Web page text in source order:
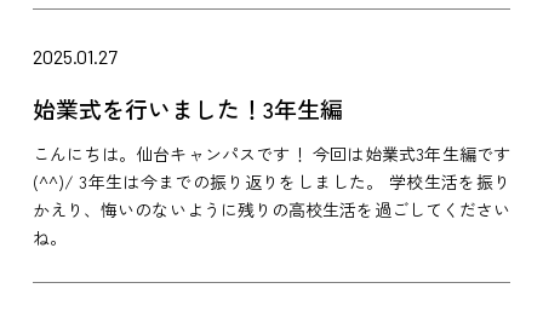
2025.01.27
始業式を行いました！3年生編
こんにちは。仙台キャンパスです！ 今回は始業式3年生編です
(^^)/ 3年生は今までの振り返りをしました。 学校生活を振り
かえり、悔いのないように残りの高校生活を過ごしてください
ね。